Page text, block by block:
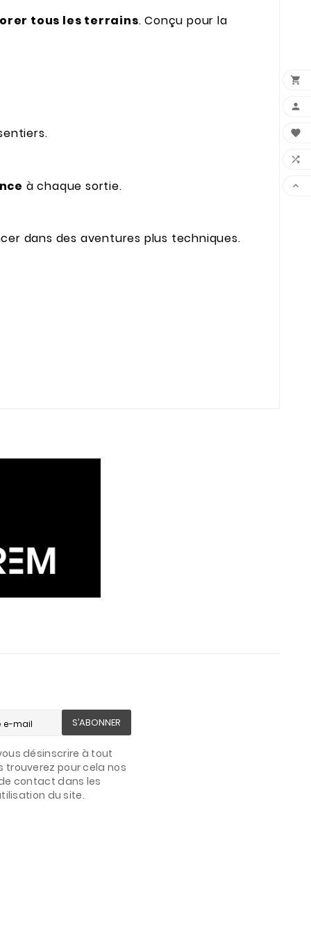
tous les terrains. Conçu pour la
à chaque sortie.
dans des aventures plus techniques.
S’ABONNER
désinscrire à tout
trouverez pour cela nos
contact dans les
du site.




